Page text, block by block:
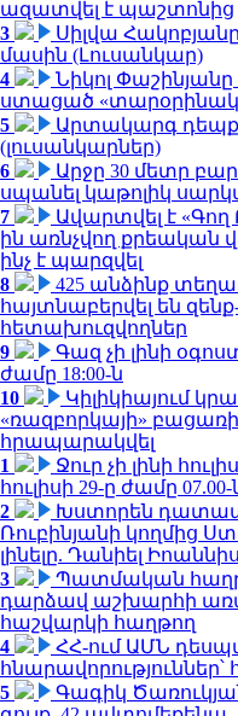
ազատվել է պաշտոնից
3
Սիլվա
մասին (Լուսանկար)
4
Նիկոլ
ստացած
5
Արտակարգ
(լուսանկարներ)
6
Արջը 30 մետր
սպանել կաթոլիկ
7
Ավարտվել է «Գող
ին առնչվող քրեական
ինչ է պարզվել
8
425 անձինք
հայտնաբերվել են
հետախուզվողներ
9
Գազ չի լինի
ժամը 18:00-ն
10
Կիլիկիայում
«ռազբորկայի»
հրապարակվել
1
Ջուր չի լինի
հուլիսի 29-ը ժամը 07.00-
2
Խստորեն
Ռուբինյանի կողմից
լինելը. Դանիել
3
Պատմական
դարձավ աշխարհի
հաշվարկի հաղթող
4
ՀՀ-ում ԱՄՆ
5
Գագիկ